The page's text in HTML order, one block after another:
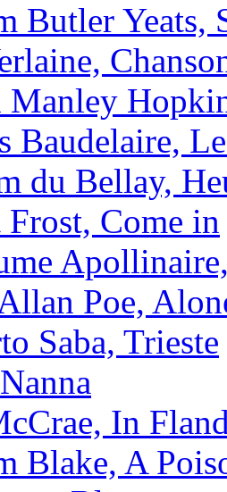
Butler Yeats,
Manley
Baudelaire,
du Bellay,
Frost, Come in
Poe,
Saba, Trieste
In
Blake, A